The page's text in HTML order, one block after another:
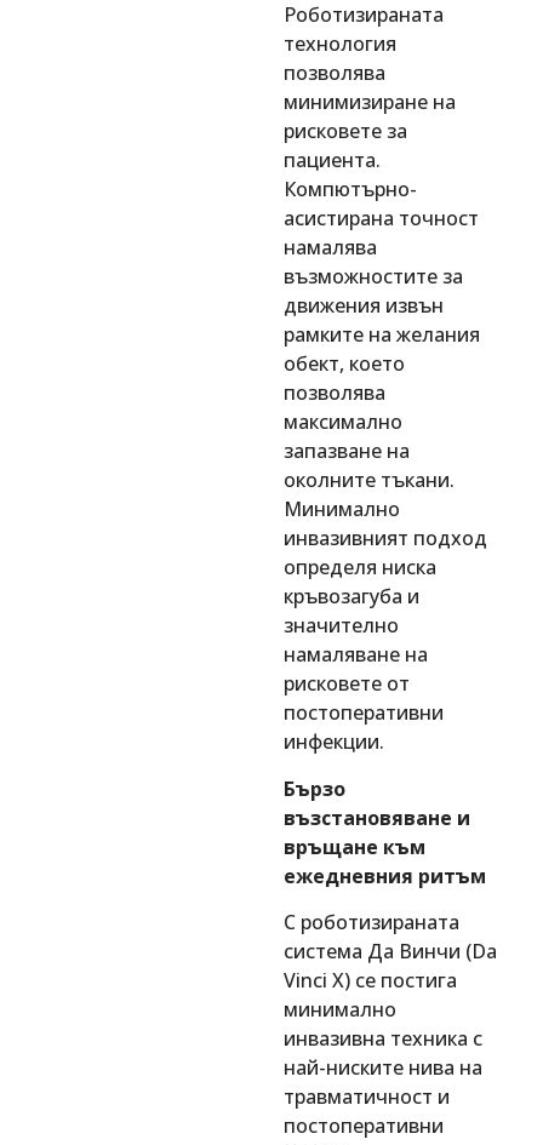
Роботизираната
технология
позволява
минимизиране на
рисковете за
пациента.
Компютърно-
асистирана точност
намалява
възможностите за
движения извън
рамките на желания
обект, което
позволява
максимално
запазване на
околните тъкани.
Минимално
инвазивният подход
определя ниска
кръвозагуба и
значително
намаляване на
рисковете от
постоперативни
инфекции.
Бързо
възстановяване и
връщане към
ежедневния ритъм
С роботизираната
система Да Винчи (Da
Vinci X) се постига
минимално
инвазивна техника с
най-ниските нива на
травматичност и
постоперативни